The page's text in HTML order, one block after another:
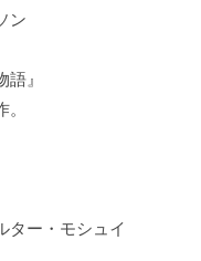
ン
』
ター・モシュイ